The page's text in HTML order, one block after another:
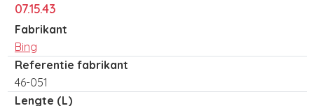
07.15.43
Fabrikant
Bing
Referentie fabrikant
46-051
Lengte (L)